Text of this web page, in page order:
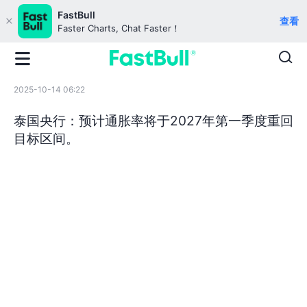
FastBull
Faster Charts, Chat Faster！
查看
2025-10-14 06:22
泰国央行：预计通胀率将于2027年第一季度重回
目标区间。